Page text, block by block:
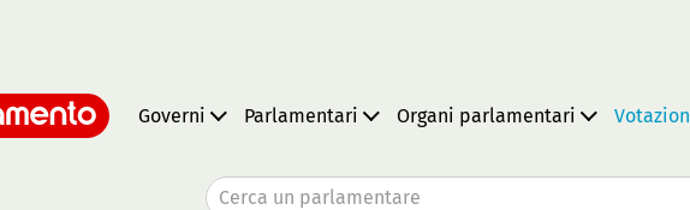
Governi Parlamentari Organi parlamentari
Cerca un parlamentare